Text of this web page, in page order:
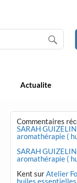
Actualite
Commentaires
SARAH GUIZELIN
aromathérapie (
SARAH GUIZELIN
aromathérapie (
Kent surAtelier
huiles